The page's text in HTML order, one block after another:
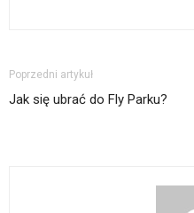
Poprzedni artykuł
Jak się ubrać do Fly Parku?